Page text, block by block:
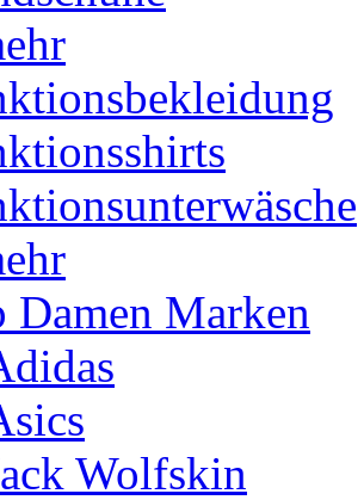
Damen Marken
Wolfskin